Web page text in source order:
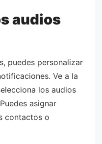
audios
puedes personalizar
Ve a la
los audios
asignar
contactos o